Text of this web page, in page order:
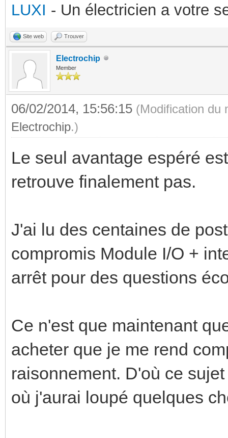
LUXI - Un électricien a votre
Site web Trouver
Electrochip
Member
06/02/2014, 15:56:15 (Modification du
Electrochip.)
Le seul avantage espéré
retrouve finalement pas.
J'ai lu des centaines de
compromis Module I/O +
arrêt pour des questions
Ce n'est que maintenant
acheter que je me rend
raisonnement. D'où ce
où j'aurai loupé quelques